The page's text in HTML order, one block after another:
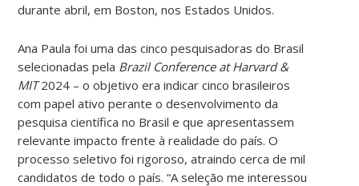
durante abril, em Boston, nos Estados Unidos.
Ana Paula foi uma das cinco pesquisadoras do Brasil
selecionadas pela Brazil Conference at Harvard &
MIT2024 – o objetivo era indicar cinco brasileiros
com papel ativo perante o desenvolvimento da
pesquisa científica no Brasil e que apresentassem
relevante impacto frente à realidade do país. O
processo seletivo foi rigoroso, atraindo cerca de mil
candidatos de todo o país. “A seleção me interessou